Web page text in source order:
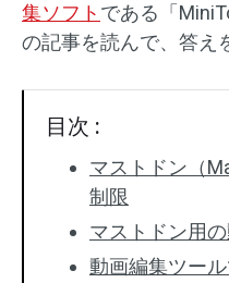
バッチ処理
集ソフト である「
の記事を読んで、答え
目次 :
マストドン（
制限
マストドン用
動画編集ツー